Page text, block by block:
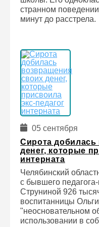
странном
минут до расстрела.
05 сентября
Сирота
денег, которые
интерната
Челябинский
с бывшего
Струниной 926
воспитанницы
"неосновательном
использовании в